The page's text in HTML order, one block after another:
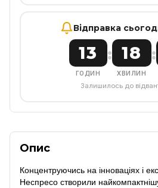
Відправка
13
ГОДИН
: 18
ХВИЛИН
:
Залишилось до
Опис
Концентруючись на інноваціях і
Неспресо створили